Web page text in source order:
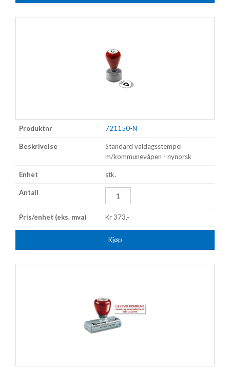
721150-N
Standard valdagsstempel
m/kommunevåpen - nynorsk
stk.
Kr 373,-
Kjøp